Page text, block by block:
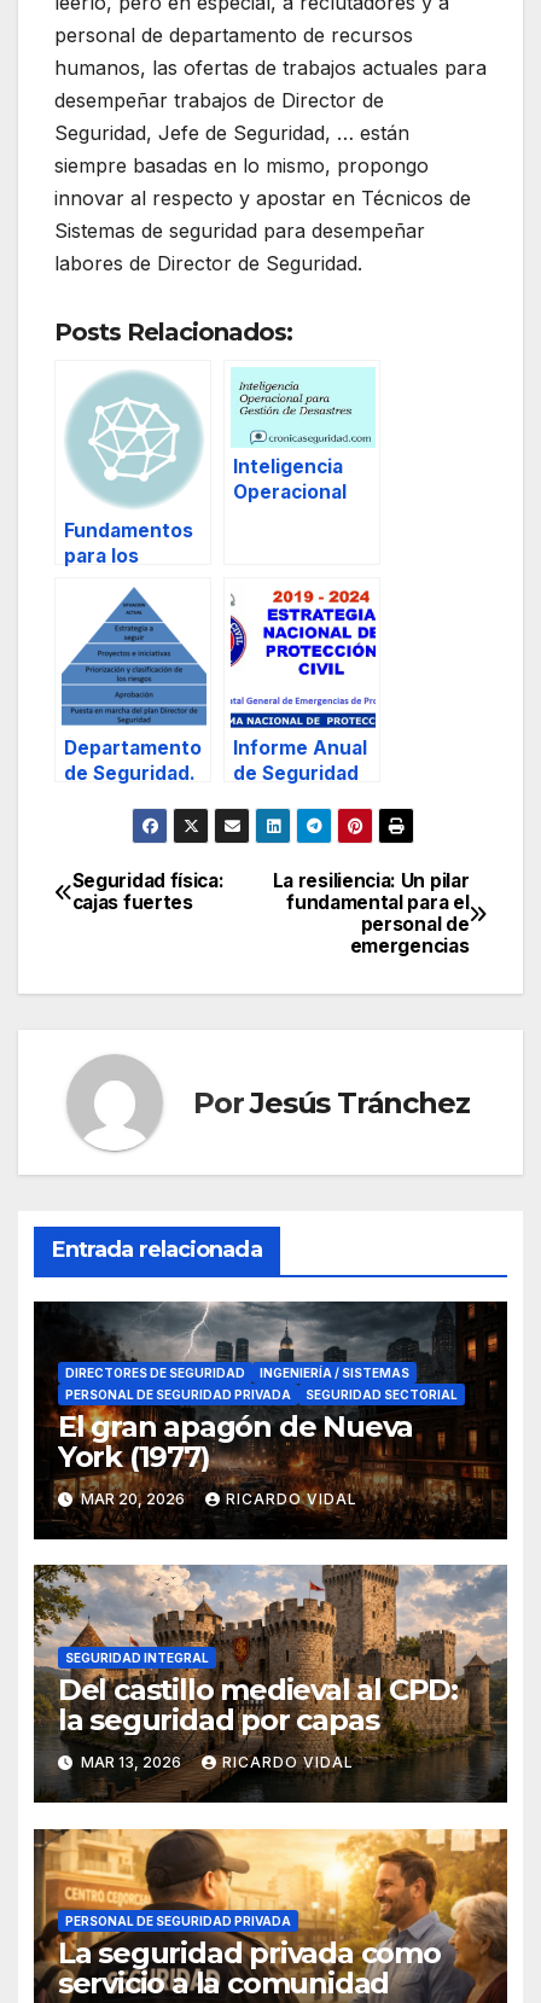
personal de departamento de recursos
humanos, las ofertas de trabajos actuales para
desempeñar trabajos de Director de
Seguridad, Jefe de Seguridad, … están
siempre basadas en lo mismo, propongo
innovar al respecto y apostar en Técnicos de
Sistemas de seguridad para desempeñar
labores de Director de Seguridad.
Posts Relacionados:
Fundamentos
para los
gestión de
emergencias, y
II.
Inteligencia
Operacional
Departamento
de Seguridad.
Informe Anual
de Seguridad
Protección
ante
Emergencias y
Catástrofes.
Navegación
entradas
La resiliencia: Un pilar
fundamental para el
personal de
emergencias
Seguridad física:
cajas fuertes
PorJesús Tránchez
Entrada relacionada
DIRECTORES DE SEGURIDAD
INGENIERÍA / SISTEMAS
PERSONAL DE SEGURIDAD PRIVADA
SEGURIDAD SECTORIAL
El gran apagón de Nueva
York (1977)
MAR 20, 2026 RICARDO VIDAL
SEGURIDAD INTEGRAL
Del castillo medieval al CPD:
la seguridad por capas
MAR 13, 2026 RICARDO VIDAL
PERSONAL DE SEGURIDAD PRIVADA
La seguridad privada como
servicio a la comunidad